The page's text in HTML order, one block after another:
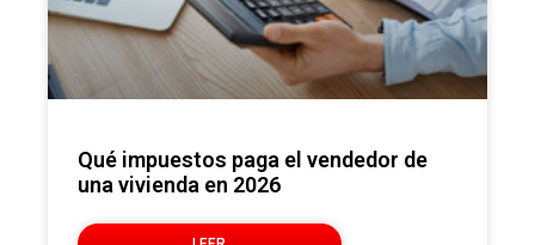
Qué impuestos paga el vendedor de
una vivienda en 2026